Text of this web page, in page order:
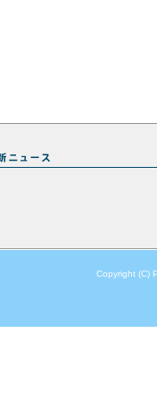
Copyright (C)